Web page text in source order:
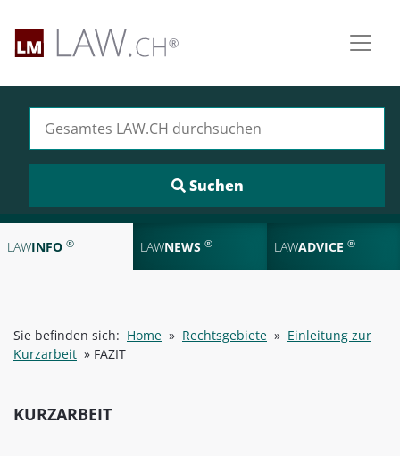
LAWINFO ® LAWNEWS ® LAWADVICE ®
Sie befinden sich: Home » Rechtsgebiete » Einleitung zur
Kurzarbeit » FAZIT
KURZARBEIT